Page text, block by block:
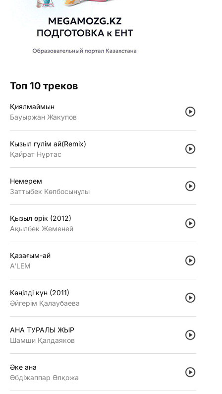
Топ 10 треков
Қиялмаймын
Бауыржан Жакупов
Кызыл гүлiм ай(Remix)
Қайрат Нұртас
Немерем
Заттыбек Көпбосынұлы
Қызыл өрiк (2012)
Ақылбек Жеменей
Қазағым-ай
A'LEM
Көңiлдi күн (2011)
Әйгерiм Қалаубаева
АНА ТУРАЛЫ ЖЫР
Шамши Қалдаяков
Әке ана
Әбдiжаппар Әлқожа